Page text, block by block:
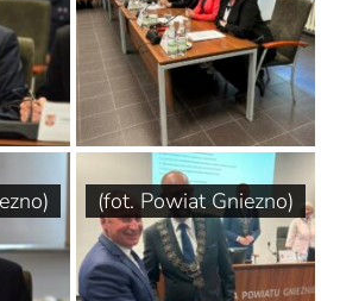
(fot. Powiat Gniezno)